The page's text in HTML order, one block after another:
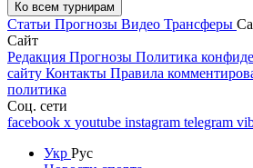
Ко всем турнирам
Статьи Прогнозы Видео Трансферы
Сайт
Редакция Прогнозы Политика
сайту Контакты Правила
политика
Соц. сети
facebook x youtube instagram telegram
Укр Рус